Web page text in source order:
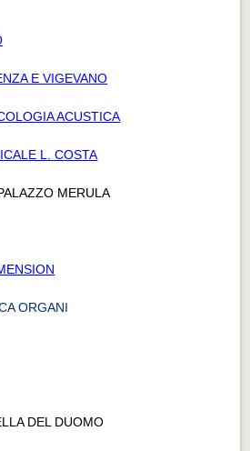
E VIGEVANO
ACUSTICA
L. COSTA
MERULA
ORGANI
DEL DUOMO